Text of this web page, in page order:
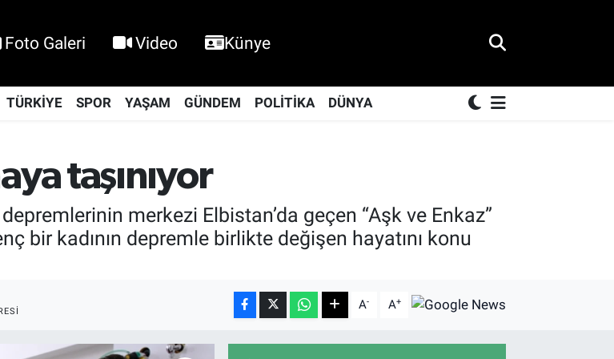
Foto Galeri Video Künye
TÜRKİYE SPOR YAŞAM GÜNDEM POLİTİKA DÜNYA
taşınıyor
merkezi Elbistan’da geçen “Aşk ve Enkaz”
bir kadının depremle birlikte değişen hayatını konu
A- A+